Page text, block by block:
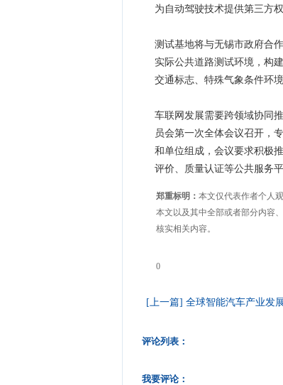
为自动驾驶技术提供第三方
测试基地将与无锡市政府合
实际公共道路测试环境，构
交通标志、特殊气象条件环
车联网发展需要跨领域协同
员会第一次全体会议召开，
和单位组成，会议要求积极
评价、质量认证等公共服务
郑重标明： 本文仅代表作者个人
本文以及其中全部或者部分内容
核实相关内容。
0
[上一篇] 全球智能汽车产业发
评论列表：
我要评论：